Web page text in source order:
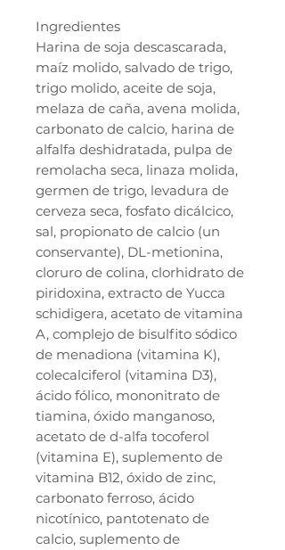
Ingredientes
Harina de soja descascarada,
maíz molido, salvado de trigo,
trigo molido, aceite de soja,
melaza de caña, avena molida,
carbonato de calcio, harina de
alfalfa deshidratada, pulpa de
remolacha seca, linaza molida,
germen de trigo, levadura de
cerveza seca, fosfato dicálcico,
sal, propionato de calcio (un
conservante), DL-metionina,
cloruro de colina, clorhidrato de
piridoxina, extracto de Yucca
schidigera, acetato de vitamina
A, complejo de bisulfito sódico
de menadiona (vitamina K),
colecalciferol (vitamina D3),
ácido fólico, mononitrato de
tiamina, óxido manganoso,
acetato de d-alfa tocoferol
(vitamina E), suplemento de
vitamina B12, óxido de zinc,
carbonato ferroso, ácido
nicotínico, pantotenato de
calcio, suplemento de